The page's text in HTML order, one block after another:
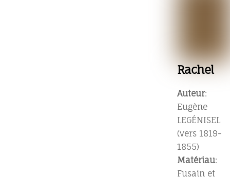
Rachel
Auteur:
Eugène
LEGÉNISEL
(vers 1819-
1855)
Matériau:
Fusain et